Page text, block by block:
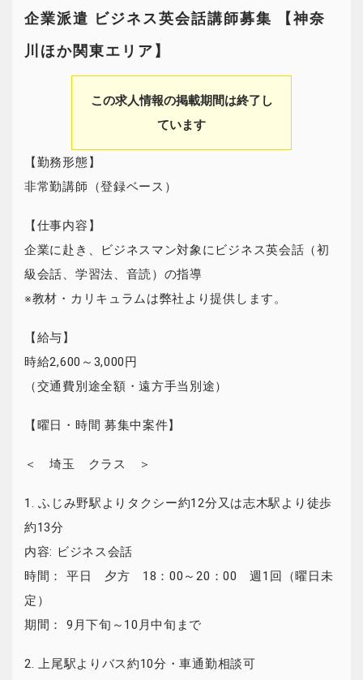
企業派遣 ビジネス英会話講師募集 【神奈
川ほか関東エリア】
この求人情報の掲載期間は終了し
ています
【勤務形態】
非常勤講師（登録ベース）
【仕事内容】
企業に赴き、ビジネスマン対象にビジネス英会話（初
級会話、学習法、音読）の指導
※教材・カリキュラムは弊社より提供します。
【給与】
時給2,600～3,000円
（交通費別途全額・遠方手当別途）
【曜日・時間 募集中案件】
＜ 埼玉 クラス ＞
1. ふじみ野駅よりタクシー約12分又は志木駅より徒歩
約13分
内容: ビジネス会話
時間： 平日 夕方 18：00～20：00 週1回（曜日未
定）
期間： 9月下旬～10月中旬まで
2. 上尾駅よりバス約10分・車通勤相談可